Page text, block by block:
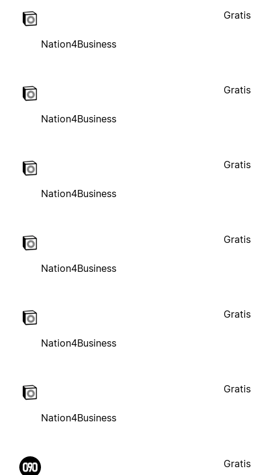
Nation4Business
Gratis
Nation4Business
Gratis
Nation4Business
Gratis
Nation4Business
Gratis
Nation4Business
Gratis
Nation4Business
Gratis
Gratis